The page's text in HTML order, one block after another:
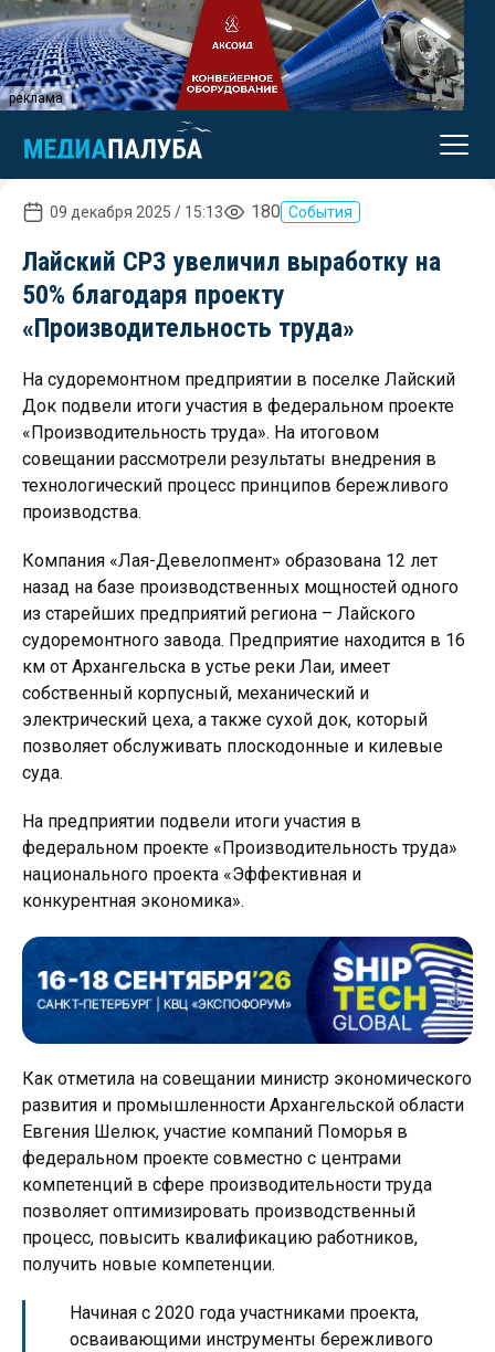
реклама
09 декабря 2025 / 15:13 180 События
Лайский СРЗ увеличил выработку на
50% благодаря проекту
«Производительность труда»
На судоремонтном предприятии в поселке Лайский
Док подвели итоги участия в федеральном проекте
«Производительность труда». На итоговом
совещании рассмотрели результаты внедрения в
технологический процесс принципов бережливого
производства.
Компания «Лая-Девелопмент» образована 12 лет
назад на базе производственных мощностей одного
из старейших предприятий региона – Лайского
судоремонтного завода. Предприятие находится в 16
км от Архангельска в устье реки Лаи, имеет
собственный корпусный, механический и
электрический цеха, а также сухой док, который
позволяет обслуживать плоскодонные и килевые
суда.
На предприятии подвели итоги участия в
федеральном проекте «Производительность труда»
национального проекта «Эффективная и
конкурентная экономика».
Как отметила на совещании министр экономического
развития и промышленности Архангельской области
Евгения Шелюк, участие компаний Поморья в
федеральном проекте совместно с центрами
компетенций в сфере производительности труда
позволяет оптимизировать производственный
процесс, повысить квалификацию работников,
получить новые компетенции.
Начиная с 2020 года участниками проекта,
осваивающими инструменты бережливого